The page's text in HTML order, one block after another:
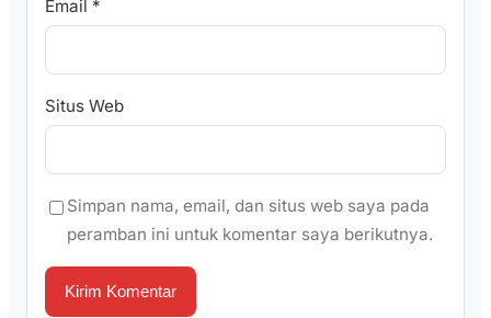
Email *
Situs Web
Simpan nama, email, dan situs web saya pada
peramban ini untuk komentar saya berikutnya.